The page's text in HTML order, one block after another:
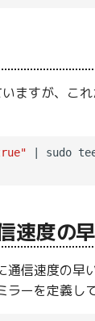
ますが、こ
| sudo
速度の
通信速度の
ーを定義し